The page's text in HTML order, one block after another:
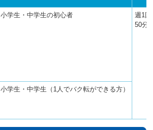
小学生・中学生の初心者
週1
50分
小学生・中学生（1人でバク転ができる方）